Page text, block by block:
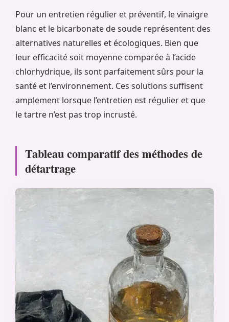
Pour un entretien régulier et préventif, le vinaigre
blanc et le bicarbonate de soude représentent des
alternatives naturelles et écologiques. Bien que
leur efficacité soit moyenne comparée à l’acide
chlorhydrique, ils sont parfaitement sûrs pour la
santé et l’environnement. Ces solutions suffisent
amplement lorsque l’entretien est régulier et que
le tartre n’est pas trop incrusté.
Tableau comparatif des méthodes de
détartrage